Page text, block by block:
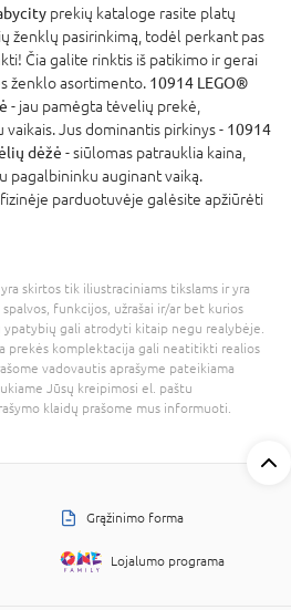
prekių kataloge rasite platų
ženklų pasirinkimą, todėl perkant pas
Čia galite rinktis iš patikimo ir gerai
ženklo asortimento. 10914 LEGO®
- jau pamėgta tėvelių prekė,
Jus dominantis pirkinys - 10914
dėžė - siūlomas patrauklia kaina,
pagalbininku auginant vaiką.
parduotuvėje galėsite apžiūrėti
skirtos tik iliustraciniams tikslams ir yra
funkcijos, užrašai ir/ar bet kurios
ypatybių gali atrodyti kitaip negu realybėje.
prekės komplektacija gali neatitikti realios
vadovautis aprašyme pateikiama
Jūsų kreipimosi el. paštu
klaidų prašome mus informuoti.
Grąžinimo forma
Lojalumo programa